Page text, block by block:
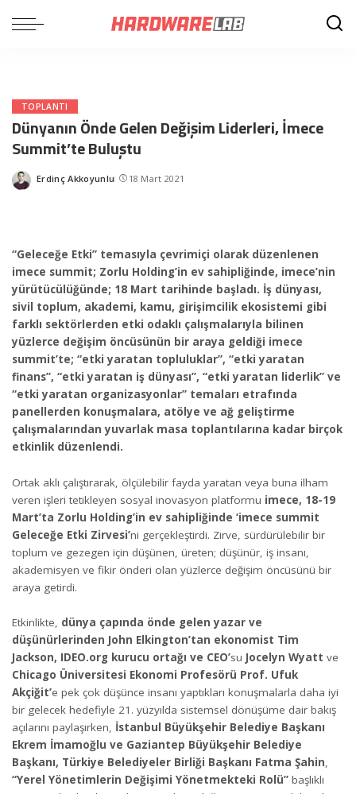
TOPLANTI
Dünyanın Önde Gelen Değişim Liderleri, İmece
Summit’te Buluştu
Posted
Erdinç Akkoyunlu 18 Mart 2021
“Geleceğe Etki” temasıyla çevrimiçi olarak düzenlenen
imece summit; Zorlu Holding’in ev sahipliğinde, imece’nin
yürütücülüğünde; 18 Mart tarihinde başladı. İş dünyası,
sivil toplum, akademi, kamu, girişimcilik ekosistemi gibi
farklı sektörlerden etki odaklı çalışmalarıyla bilinen
yüzlerce değişim öncüsünün bir araya geldiği imece
summit’te; “etki yaratan topluluklar”, “etki yaratan
finans”, “etki yaratan iş dünyası”, “etki yaratan liderlik” ve
“etki yaratan organizasyonlar” temaları etrafında
panellerden konuşmalara, atölye ve ağ geliştirme
çalışmalarından yuvarlak masa toplantılarına kadar birçok
etkinlik düzenlendi.
Ortak aklı çalıştırarak, ölçülebilir fayda yaratan veya buna ilham
veren işleri tetikleyen sosyal inovasyon platformu imece, 18-19
Mart’ta Zorlu Holding’in ev sahipliğinde ‘imece summit
Geleceğe Etki Zirvesi’ni gerçekleştirdi. Zirve, sürdürülebilir bir
toplum ve gezegen için düşünen, üreten; düşünür, iş insanı,
akademisyen ve fikir önderi olan yüzlerce değişim öncüsünü bir
araya getirdi.
Etkinlikte, dünya çapında önde gelen yazar ve
düşünürlerinden John Elkington’tan ekonomist Tim
Jackson, IDEO.org kurucu ortağı ve CEO’su Jocelyn Wyatt ve
Chicago Üniversitesi Ekonomi Profesörü Prof. Ufuk
Akçiğit’e pek çok düşünce insanı yaptıkları konuşmalarla daha iyi
bir gelecek hedefiyle 21. yüzyılda sistemsel dönüşüme dair bakış
açılarını paylaşırken, İstanbul Büyükşehir Belediye Başkanı
Ekrem İmamoğlu ve Gaziantep Büyükşehir Belediye
Başkanı, Türkiye Belediyeler Birliği Başkanı Fatma Şahin,
“Yerel Yönetimlerin Değişimi Yönetmekteki Rolü” başlıklı